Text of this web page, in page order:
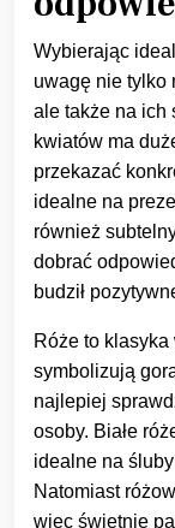
Wybierając
uwagę nie tylko
ale także na ich
kwiatów ma
przekazać
idealne na
również
dobrać
budził
Róże to
symbolizują
najlepiej
osoby. Białe
idealne na
Natomiast
więc świetnie